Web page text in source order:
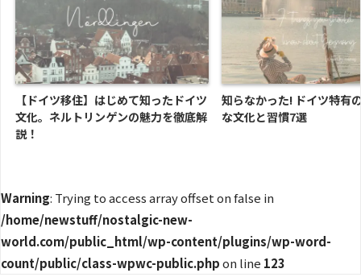
【ドイツ移住】はじめて知ったドイツ
文化。ネルトリンゲンの魅力を徹底解
説！
知らなかった! ドイツ特有
な文化と習慣7選
Warning: Trying to access array offset on false in
/home/newstuff/nostalgic-new-
world.com/public_html/wp-content/plugins/wp-word-
count/public/class-wpwc-public.phpon line 123